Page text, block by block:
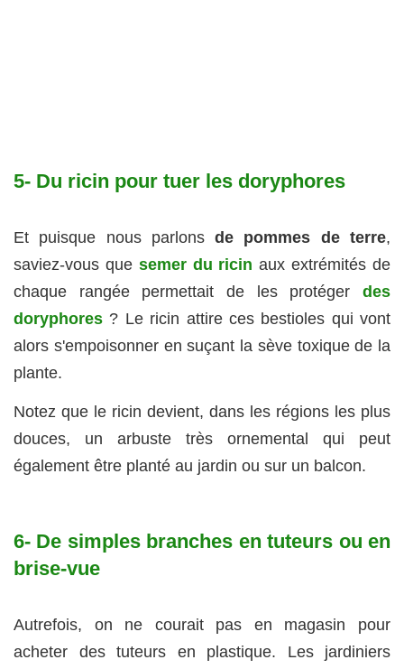
5- Du ricin pour tuer les doryphores
Et puisque nous parlonsde pommes de terre,
saviez-vous que semer du ricin aux extrémités de
chaque rangée permettait de les protéger des
doryphores ? Le ricin attire ces bestioles qui vont
alors s'empoisonner en suçant la sève toxique de la
plante.
Notez que le ricin devient, dans les régions les plus
douces, un arbuste très ornemental qui peut
également être planté au jardin ou sur un balcon.
6- De simples branches en tuteurs ou en
brise-vue
Autrefois, on ne courait pas en magasin pour
acheter des tuteurs en plastique. Les jardiniers